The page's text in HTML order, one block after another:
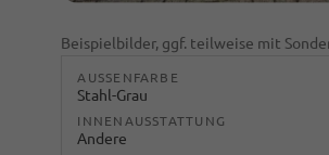
Beispielbilder, ggf. teilweise mit
AUSSENFARBE
Stahl-Grau
INNENAUSSTATTUNG
Andere